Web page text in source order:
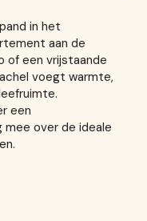
in het
aan de
of een vrijstaande
voegt warmte,
een
mee over de ideale